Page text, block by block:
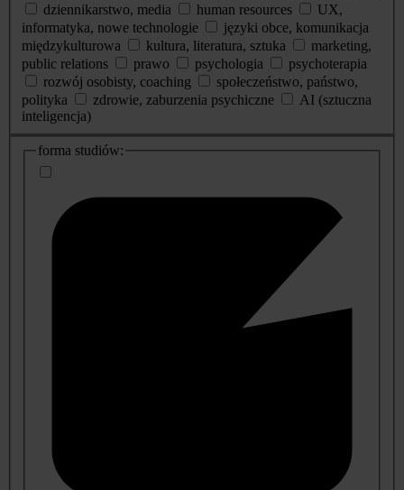
dziennikarstwo, media
human resources
UX,
informatyka, nowe technologie
języki obce, komunikacja
międzykulturowa
kultura, literatura, sztuka
marketing,
public relations
prawo psychologia
psychoterapia
rozwój osobisty, coaching
społeczeństwo, państwo,
polityka
zdrowie, zaburzenia psychiczne
AI (sztuczna
inteligencja)
dodatkowe
informacje
forma studiów: